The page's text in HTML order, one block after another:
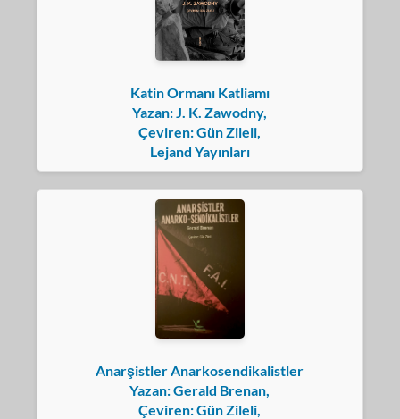
Katin Ormanı Katliamı
Yazan: J. K. Zawodny,
Çeviren: Gün Zileli,
Lejand Yayınları
Anarşistler Anarkosendikalistler
Yazan: Gerald Brenan,
Çeviren: Gün Zileli,